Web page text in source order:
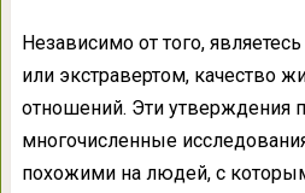
Независимо от того,
или экстравертом, качество
отношений. Эти утверждения
многочисленные
похожими на людей, с